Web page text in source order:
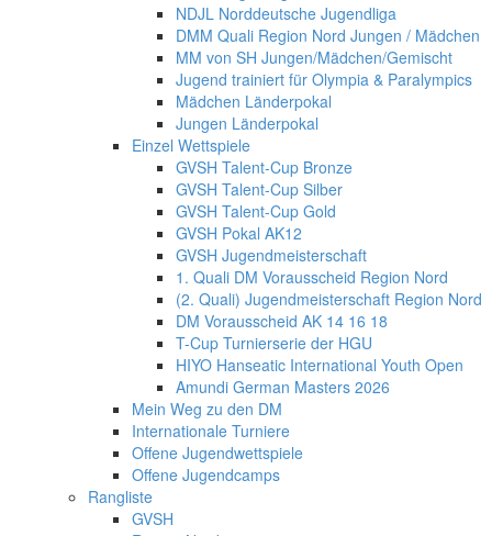
NDJL Norddeutsche Jugendliga
DMM Quali Region Nord Jungen / Mädchen
MM von SH Jungen/Mädchen/Gemischt
Jugend trainiert für Olympia & Paralympics
Mädchen Länderpokal
Jungen Länderpokal
Einzel Wettspiele
GVSH Talent-Cup Bronze
GVSH Talent-Cup Silber
GVSH Talent-Cup Gold
GVSH Pokal AK12
GVSH Jugendmeisterschaft
1. Quali DM Vorausscheid Region Nord
(2. Quali) Jugendmeisterschaft Region Nord
DM Vorausscheid AK 14 16 18
T-Cup Turnierserie der HGU
HIYO Hanseatic International Youth Open
Amundi German Masters 2026
Mein Weg zu den DM
Internationale Turniere
Offene Jugendwettspiele
Offene Jugendcamps
Rangliste
GVSH